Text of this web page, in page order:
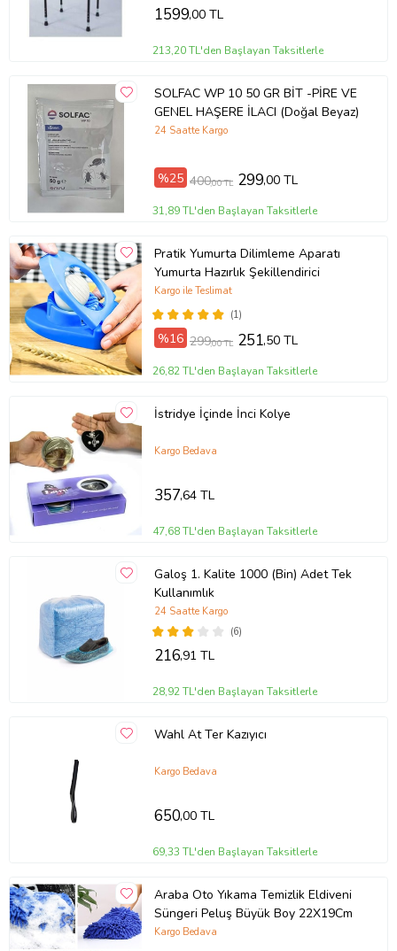
1599,00 TL
213,20 TL'den Başlayan Taksitlerle
SOLFAC WP 10 50 GR BİT -PİRE VE
GENEL HAŞERE İLACI (Doğal Beyaz)
24 Saatte Kargo
%25 400,00 TL 299,00 TL
31,89 TL'den Başlayan Taksitlerle
Pratik Yumurta Dilimleme Aparatı
Yumurta Hazırlık Şekillendirici
(1)
Kargo ile Teslimat
%16 299,00 TL 251,50 TL
26,82 TL'den Başlayan Taksitlerle
İstridye İçinde İnci Kolye
Kargo Bedava
357,64 TL
47,68 TL'den Başlayan Taksitlerle
Galoş 1. Kalite 1000 (Bin) Adet Tek
Kullanımlık
(6)
24 Saatte Kargo
216,91 TL
28,92 TL'den Başlayan Taksitlerle
Wahl At Ter Kazıyıcı
Kargo Bedava
650,00 TL
69,33 TL'den Başlayan Taksitlerle
Araba Oto Yıkama Temizlik Eldiveni
Süngeri Peluş Büyük Boy 22X19Cm
Kargo Bedava